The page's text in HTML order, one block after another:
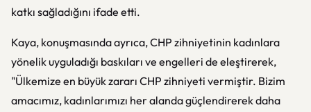
katkı sağladığını ifade etti.
Kaya, konuşmasında ayrıca, CHP zihniyetinin kadınlara
yönelik uyguladığı baskıları ve engelleri de eleştirerek,
"Ülkemize en büyük zararı CHP zihniyeti vermiştir. Bizim
amacımız, kadınlarımızı her alanda güçlendirerek daha